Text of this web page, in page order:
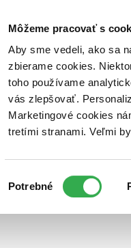
Môžeme pracovať s
Aby sme vedeli, ako sa
zbierame cookies.
toho používame
vás zlepšovať.
Marketingové cookies
tretími stranami. Veľmi
súhlasu
Potrebné
Poukážky Kontakt